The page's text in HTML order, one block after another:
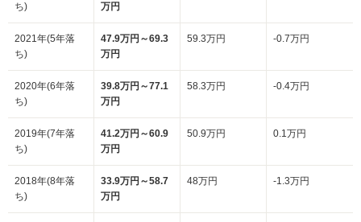
ち)
万円
2021年(5年落
ち)
47.9万円～69.3
万円
59.3万円 -0.7万円
2020年(6年落
ち)
39.8万円～77.1
万円
58.3万円 -0.4万円
2019年(7年落
ち)
41.2万円～60.9
万円
50.9万円 0.1万円
2018年(8年落
ち)
33.9万円～58.7
万円
48万円 -1.3万円